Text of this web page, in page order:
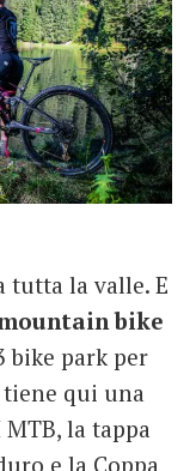
tutta la valle. E
bike
bike park per
qui una
la tappa
e la Coppa